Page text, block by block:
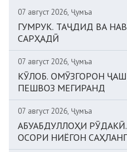
07 август 2026, Ҷумъа
ГУМРУК. ТАҶДИД ВА
САРҲАДӢ
07 август 2026, Ҷумъа
КӮЛОБ. ОМӮЗГОРОН
ПЕШВОЗ МЕГИРАНД
07 август 2026, Ҷумъа
АБУАБДУЛЛОҲИ
ОСОРИ НИЁГОН